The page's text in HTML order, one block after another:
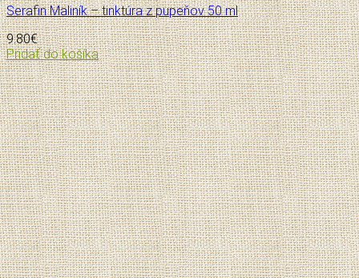
Serafin Maliník – tinktúra z pupeňov 50 ml
9.80€
Pridať do košíka